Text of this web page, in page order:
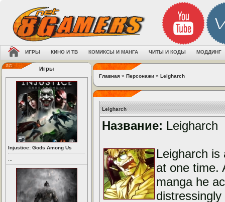
ИГРЫ КИНО И ТВ КОМИКСЫ И МАНГА ЧИТЫ И КОДЫ МОДДИНГ
Игры
Injustice: Gods Among Us
Главная » Персонажи » Leigharch
Leigharch
Название: Leigharch
Leigharch is
at one time.
manga he